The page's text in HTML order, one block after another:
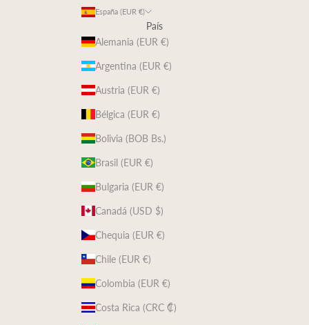
España (EUR €)
País
Alemania (EUR €)
Argentina (EUR €)
Austria (EUR €)
Bélgica (EUR €)
Bolivia (BOB Bs.)
Brasil (EUR €)
Bulgaria (EUR €)
Canadá (USD $)
Chequia (EUR €)
Chile (EUR €)
Colombia (EUR €)
Costa Rica (CRC ₡)